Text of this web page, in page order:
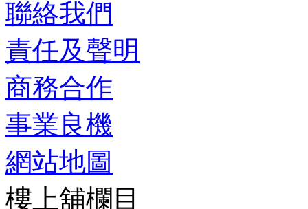
聯絡我們
責任及聲明
商務合作
事業良機
網站地圖
樓上舖欄目